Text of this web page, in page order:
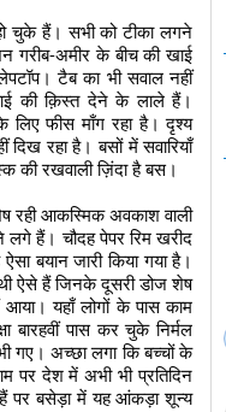
हो चुके हैं। सभी को टीका लगने
अमीर के बीच की खाई
टैब का भी सवाल नहीं
की क़िस्त देने के लाले हैं।
फीस माँग रहा है। दृश्य
रहा है। बसों में सवारियाँ
रखवाली ज़िंदा है बस।
रही आकस्मिक अवकाश वाली
हैं। चौदह पेपर रिम खरीद
बयान जारी किया गया है।
ऐसे हैं जिनके दूसरी डोज शेष
यहाँ लोगों के पास काम
बारहवीं पास कर चुके निर्मल
गए। अच्छा लगा कि बच्चों के
पर देश में अभी भी प्रतिदिन
हैं पर बसेड़ा में यह आंकड़ा शून्य